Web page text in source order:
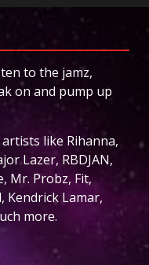
to the jamz,
on and pump up
like Rihanna,
Lazer, RBDJAN,
Mr. Probz, Fit,
Kendrick Lamar,
more.